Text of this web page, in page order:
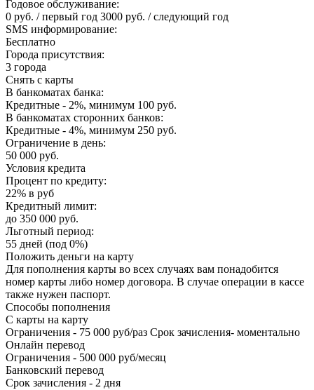
Годовое обслуживание:
0 руб. / первый год 3000 руб. / следующий год
SMS информирование:
Бесплатно
Города присутствия:
3 города
Снять с карты
В банкоматах банка:
Кредитные - 2%, минимум 100 руб.
В банкоматах сторонних банков:
Кредитные - 4%, минимум 250 руб.
Ограничение в день:
50 000 руб.
Условия кредита
Процент по кредиту:
22% в руб
Кредитный лимит:
до 350 000 руб.
Льготный период:
55 дней (под 0%)
Положить деньги на карту
Для пополнения карты во всех случаях вам понадобится
номер карты либо номер договора. В случае операции в кассе
также нужен паспорт.
Способы пополнения
С карты на карту
Ограничения - 75 000 руб/раз Срок зачисления- моментально
Онлайн перевод
Ограничения - 500 000 руб/месяц
Банковский перевод
Срок зачисления - 2 дня